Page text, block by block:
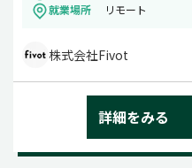
就業場所
リモート
株式会社Fivot
詳細をみる